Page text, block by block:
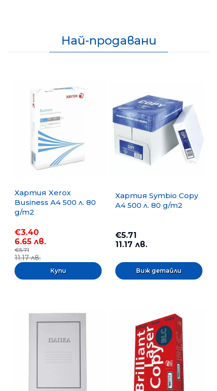
Най-продавани
Хартия Xerox
Business A4 500 л. 80
g/m2
€3.40
6.65 лв.
€5.71
11.17 лв.
Хартия Symbio Copy
A4 500 л. 80 g/m2
€5.71
11.17 лв.
Виж детайли